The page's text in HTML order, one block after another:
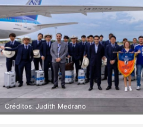
Créditos: Judith Medrano